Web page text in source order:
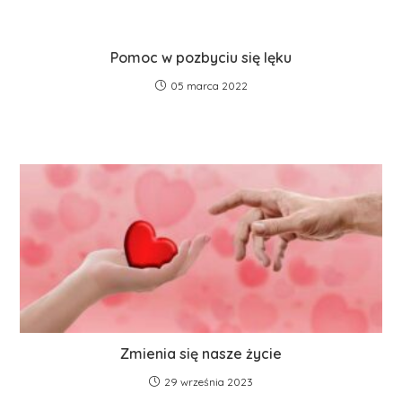
Pomoc w pozbyciu się lęku
05 marca 2022
Zmienia się nasze życie
29 września 2023